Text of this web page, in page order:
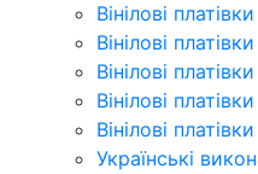
Вінілові
Вінілові
Вінілові
Вінілові
Вінілові
Українські